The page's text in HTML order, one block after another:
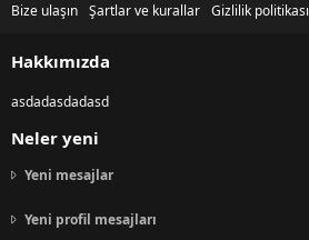
Bize ulaşın Şartlar ve kurallar Gizlilik politikası
Hakkımızda
asdadasdadasd
Neler yeni
Yeni mesajlar
Yeni profil mesajları